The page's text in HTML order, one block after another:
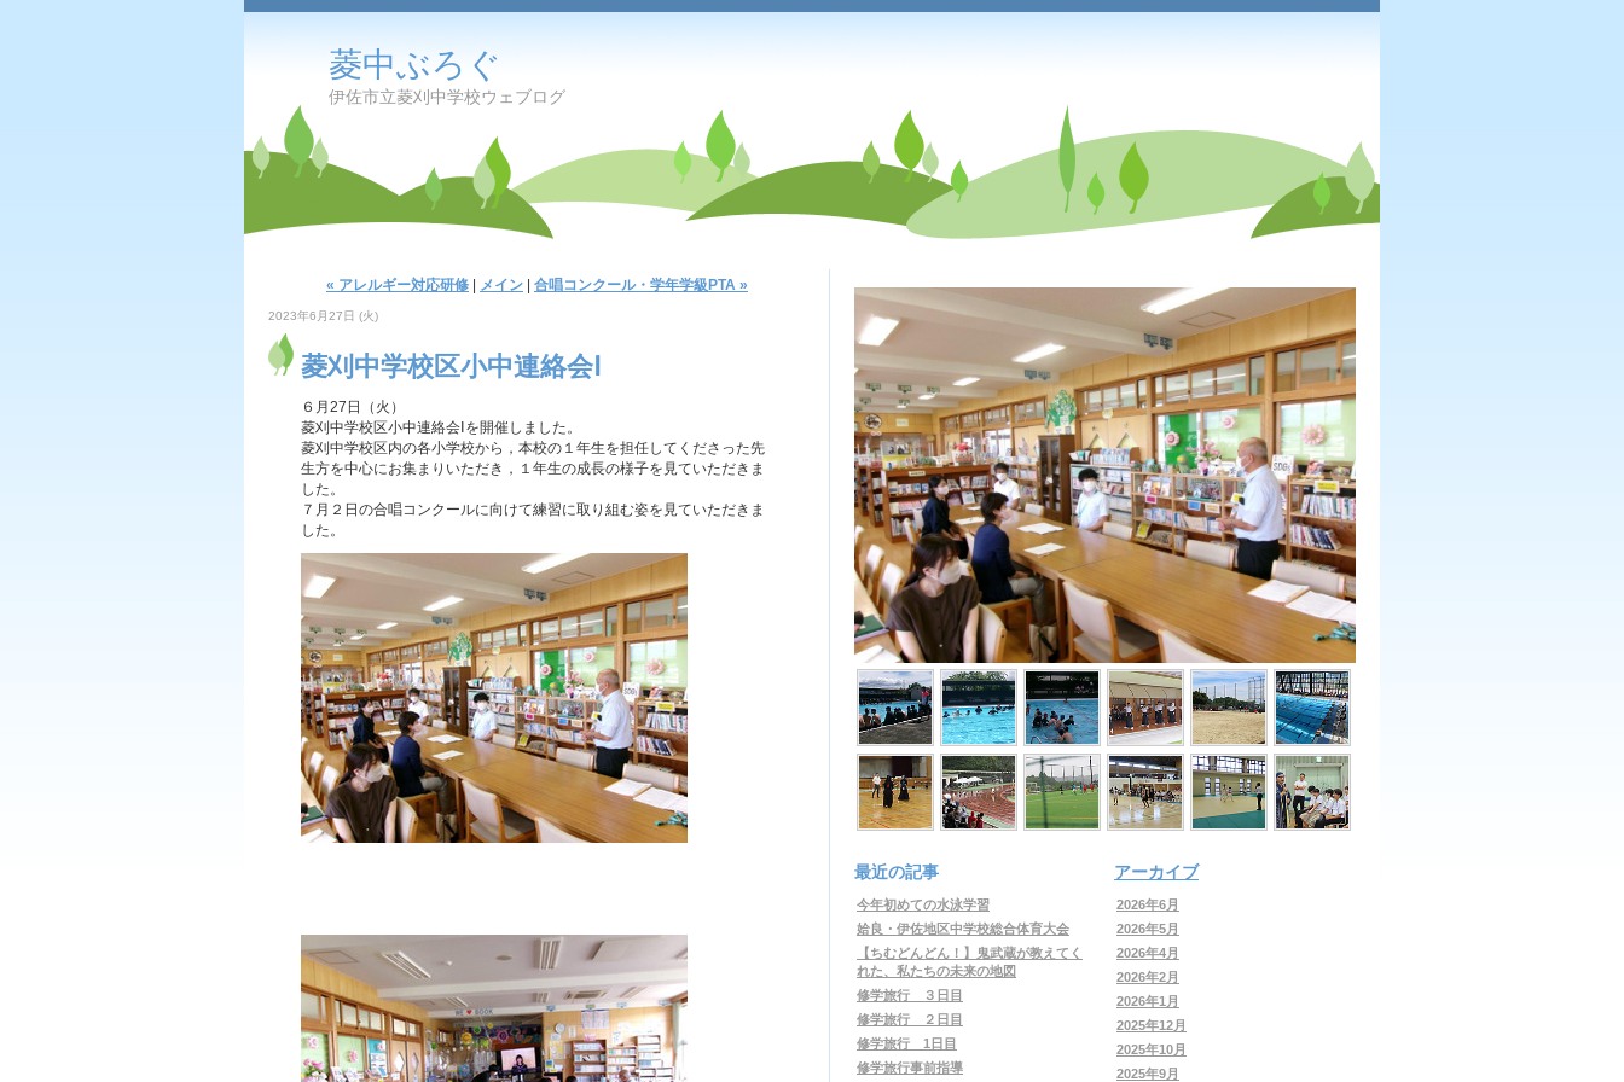
菱中ぶろぐ
伊佐市立菱刈中学校ウェブログ
« アレルギー対応研修 メイン 合唱コンクール・学年学級PTA »
2023年6月27日 (火)
菱刈中学校区小中連絡会Ⅰ
６月27日（火）
菱刈中学校区小中連絡会Ⅰを開催しました。
菱刈中学校区内の各小学校から，本校の１年生を担任してくださった先
生方を中心にお集まりいただき，１年生の成長の様子を見ていただきま
した。
７月２日の合唱コンクールに向けて練習に取り組む姿を見ていただきま
した。
最近の記事
今年初めての水泳学習
姶良・伊佐地区中学校総合体育大会
【ちむどんどん！】鬼武蔵が教えてく
れた、私たちの未来の地図
修学旅行 ３日目
修学旅行 ２日目
修学旅行 1日目
修学旅行事前指導
アーカイブ
2026年6月
2026年5月
2026年4月
2026年2月
2026年1月
2025年12月
2025年10月
2025年9月